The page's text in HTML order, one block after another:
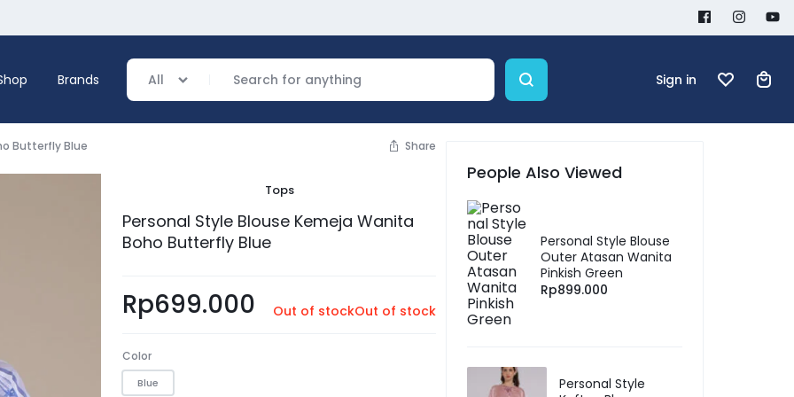
Brands All Sign in
Butterfly Blue Share
Tops
Personal Style Blouse Kemeja Wanita
Boho Butterfly Blue
Rp699.000 Out of stockOut of stock
Color
Blue
People Also Viewed
Personal Style Blouse
Outer Atasan Wanita
Pinkish Green
Rp899.000
Personal Style